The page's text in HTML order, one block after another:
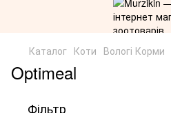
Каталог Коти Вологі Корми
Optimeal
Фільтр